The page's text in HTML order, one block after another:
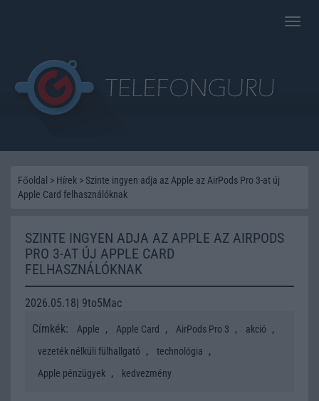
Toggle
Főoldal > Hírek > Szinte ingyen adja az Apple az AirPods Pro 3-at új
Apple Card felhasználóknak
SZINTE INGYEN ADJA AZ APPLE AZ AIRPODS
PRO 3-AT ÚJ APPLE CARD
FELHASZNÁLÓKNAK
2026.05.18| 9to5Mac
Címkék:
Apple , Apple Card , AirPods Pro 3 , akció ,
vezeték nélküli fülhallgató , technológia ,
Apple pénzügyek , kedvezmény